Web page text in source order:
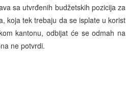
sa utvrđenih budžetskih pozicija za
koja tek trebaju da se isplate u korist
kantonu, odbijat će se odmah na
ne potvrdi.